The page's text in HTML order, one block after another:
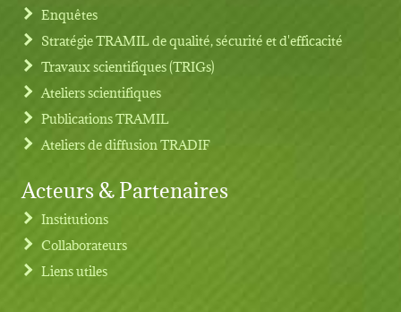
Footer menu
Enquêtes
Stratégie TRAMIL de qualité, sécurité et d'efficacité
Travaux scientifiques (TRIGs)
Ateliers scientifiques
Publications TRAMIL
Ateliers de diffusion TRADIF
Acteurs & Partenaires
Institutions
Collaborateurs
Liens utiles